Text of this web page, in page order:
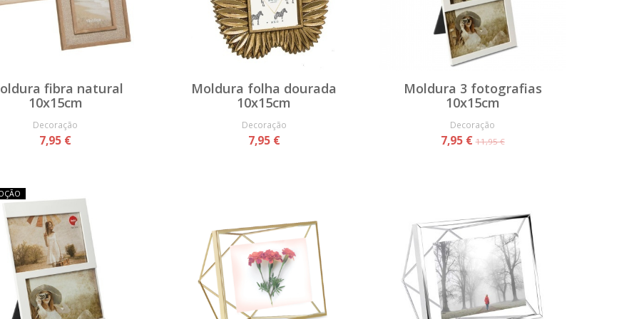
fibra natural
10x15cm
Decoração
7,95 €
Moldura folha dourada
10x15cm
Decoração
7,95 €
Moldura 3 fotografias
10x15cm
Decoração
7,95 €11,95 €